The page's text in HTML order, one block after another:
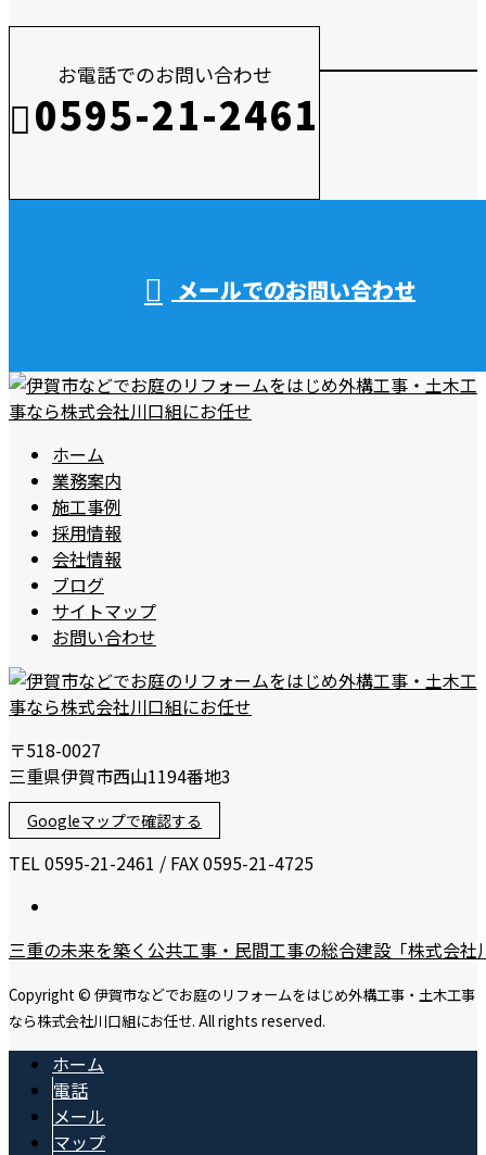
お電話でのお問い合わせ
0595-21-2461
メールでのお問い合わせ
ホーム
業務案内
施工事例
採用情報
会社情報
ブログ
サイトマップ
お問い合わせ
〒518-0027
三重県伊賀市西山1194番地3
Googleマップで確認する
TEL 0595-21-2461 / FAX 0595-21-4725
三重の未来を築く公共工事・民間工事の総合建設「株式会社
Copyright © 伊賀市などでお庭のリフォームをはじめ外構工事・土木工事
なら株式会社川口組にお任せ. All rights reserved.
ホーム
電話
メール
マップ